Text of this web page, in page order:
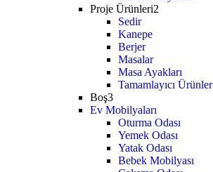
Proje Ürünleri2
Sedir
Kanepe
Berjer
Masalar
Masa Ayakları
Tamamlayıcı Ürünler
Boş3
Ev Mobilyaları
Oturma Odası
Yemek Odası
Yatak Odası
Bebek Mobilyası